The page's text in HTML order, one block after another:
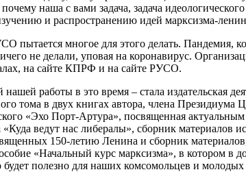
наша с вами задача, задача
и распространению идей марксизма-
пытается многое для этого делать. Пандемия,
не делали, уповая на коронавирус.
на сайте КПРФ и на сайте РУСО.
работы в это время – стала издательская
тома в двух книгах автора, члена
«Эхо Порт-Артура», посвященная
ведут нас либералы», сборник
150-летию Ленина и сборник
«Начальный курс марксизма», в котором
полезно для наших комсомольцев и